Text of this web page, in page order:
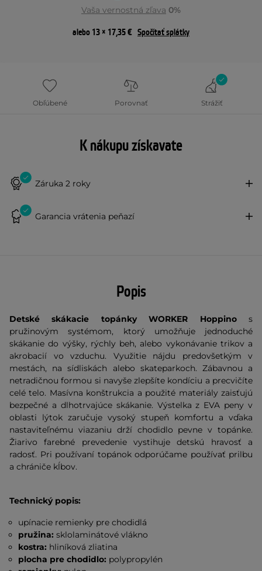
Vaša vernostná zľava 0%
alebo 13 × 17,35 € Spočítať splátky
Obľúbené Porovnať Strážiť
K nákupu získavate
Záruka 2 roky
Garancia vrátenia peňazí
Popis
Detské skákacie topánky WORKER Hoppinos
pružinovým systémom, ktorý umožňuje jednoduché
skákanie do výšky, rýchly beh, alebo vykonávanie trikov a
akrobacií vo vzduchu. Využitie nájdu predovšetkým v
mestách, na sídliskách alebo skateparkoch. Zábavnou a
netradičnou formou si navyše zlepšíte kondíciu a precvičíte
celé telo. Masívna konštrukcia a použité materiály zaisťujú
bezpečné a dlhotrvajúce skákanie. Výstelka z EVA peny v
oblasti lýtok zaručuje vysoký stupeň komfortu a vďaka
nastaviteľnému viazaniu drží chodidlo pevne v topánke.
Žiarivo farebné prevedenie vystihuje detskú hravosť a
radosť. Pri používaní topánok odporúčame používať prilbu
a chrániče kĺbov.
Technický popis:
upínacie remienky pre chodidlá
pružina: sklolaminátové vlákno
kostra: hliníková zliatina
plocha pre chodidlo: polypropylén